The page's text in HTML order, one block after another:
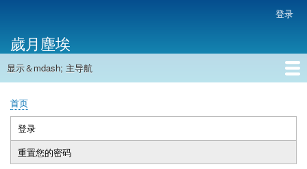
主
内
帐
户
菜
单
登录
歲月塵埃
主
航
显示＆mdash; 主导航
首页
面
包
屑
首页
主
标
登录
动
标
重置您的密码